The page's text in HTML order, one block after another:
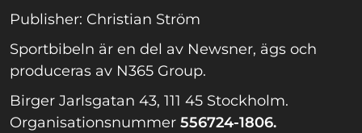
Publisher: Christian Ström
Sportbibeln är en del av Newsner, ägs och
produceras av N365 Group.
Birger Jarlsgatan 43, 111 45 Stockholm.
Organisationsnummer 556724-1806.